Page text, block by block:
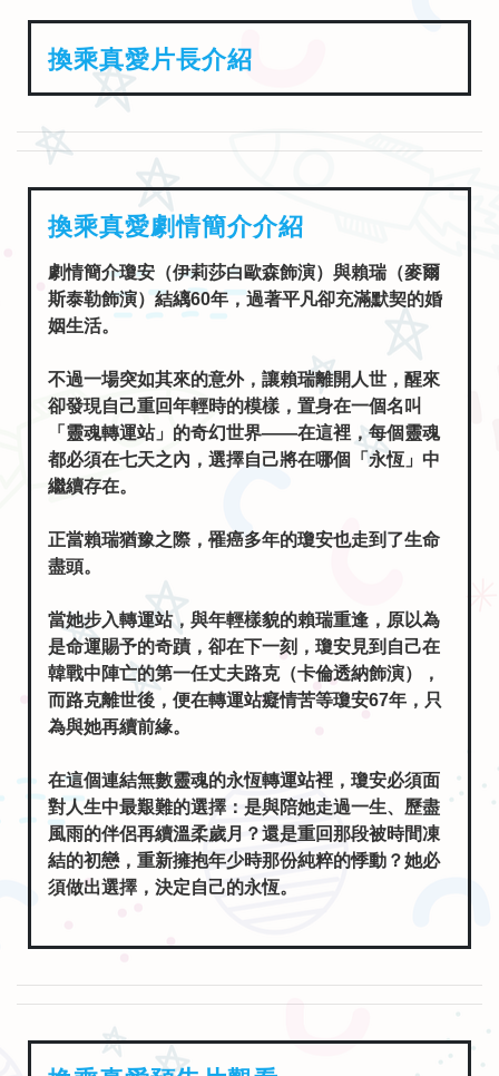
換乘真愛片長介紹
換乘真愛劇情簡介介紹
劇情簡介瓊安（伊莉莎白歐森飾演）與賴瑞（麥爾
斯泰勒飾演）結縭60年，過著平凡卻充滿默契的婚
姻生活。
不過一場突如其來的意外，讓賴瑞離開人世，醒來
卻發現自己重回年輕時的模樣，置身在一個名叫
「靈魂轉運站」的奇幻世界——在這裡，每個靈魂
都必須在七天之內，選擇自己將在哪個「永恆」中
繼續存在。
正當賴瑞猶豫之際，罹癌多年的瓊安也走到了生命
盡頭。
當她步入轉運站，與年輕樣貌的賴瑞重逢，原以為
是命運賜予的奇蹟，卻在下一刻，瓊安見到自己在
韓戰中陣亡的第一任丈夫路克（卡倫透納飾演），
而路克離世後，便在轉運站癡情苦等瓊安67年，只
為與她再續前緣。
在這個連結無數靈魂的永恆轉運站裡，瓊安必須面
對人生中最艱難的選擇：是與陪她走過一生、歷盡
風雨的伴侶再續溫柔歲月？還是重回那段被時間凍
結的初戀，重新擁抱年少時那份純粹的悸動？她必
須做出選擇，決定自己的永恆。